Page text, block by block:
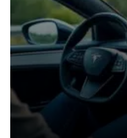
25 janvier 2026